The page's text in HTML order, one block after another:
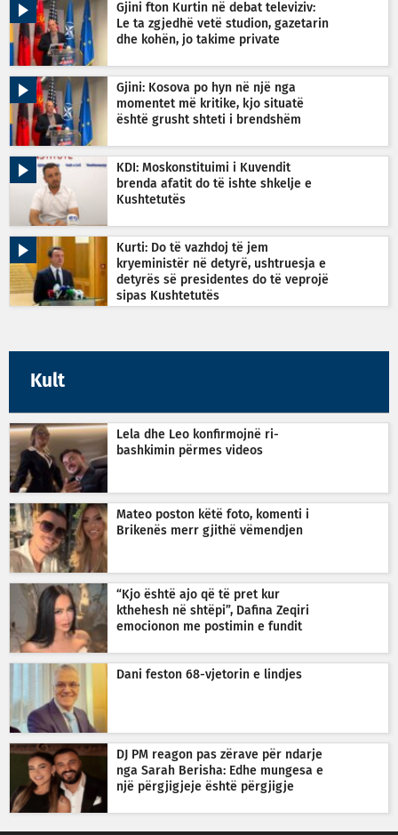
Gjini fton Kurtin në debat televiziv:
Le ta zgjedhë vetë studion, gazetarin
dhe kohën, jo takime private
Gjini: Kosova po hyn në një nga
momentet më kritike, kjo situatë
është grusht shteti i brendshëm
KDI: Moskonstituimi i Kuvendit
brenda afatit do të ishte shkelje e
Kushtetutës
Kurti: Do të vazhdoj të jem
kryeministër në detyrë, ushtruesja e
detyrës së presidentes do të veprojë
sipas Kushtetutës
Kult
Lela dhe Leo konfirmojnë ri-
bashkimin përmes videos
Mateo poston këtë foto, komenti i
Brikenës merr gjithë vëmendjen
“Kjo është ajo që të pret kur
kthehesh në shtëpi”, Dafina Zeqiri
emocionon me postimin e fundit
Dani feston 68-vjetorin e lindjes
DJ PM reagon pas zërave për ndarje
nga Sarah Berisha: Edhe mungesa e
një përgjigjeje është përgjigje